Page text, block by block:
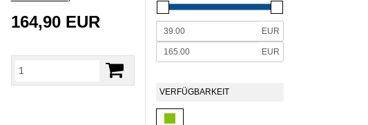
EUR
EUR
VERFÜGBARKEIT
164,90 EUR